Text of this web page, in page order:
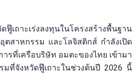
เถาะเร่งลงทุนในโครงสร้างพื้นฐาน
สาหกรรม และโลจิสติกส์ กำลังเปิด
รที่เครือบริษัท อมตะของไทย เข้ามา
ที่จังหวัดฟู๊เถาะในช่วงต้นปี 2026 นี้